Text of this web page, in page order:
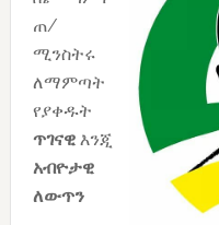
ጠ/
ሚንስትሩ
ለማምጣት
የያቀዱት
ጥገናዊእንጂ
አብዮታዊ
ለውጥን